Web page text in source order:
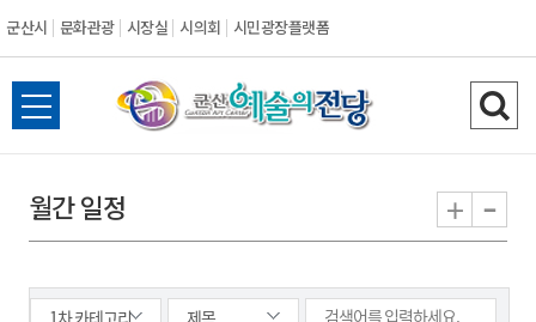
군산시 문화관광 시장실 시의회 시민광장플랫폼
군
산
전
체
뉴
열
검
색
기
월간 일정 + -